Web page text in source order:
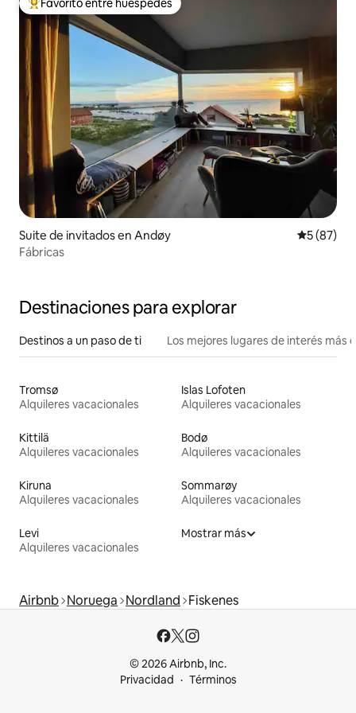
Favorito entre huéspedes preferido
Favorito entre huéspedes
Suite de invitados en Andøy
5 (87)
Fábricas
Destinaciones para explorar
Destinos a un paso de ti Los mejores lugares de interés más
Tromsø
Alquileres vacacionales
Islas Lofoten
Alquileres vacacionales
Kittilä
Alquileres vacacionales
Bodø
Alquileres vacacionales
Kiruna
Alquileres vacacionales
Sommarøy
Alquileres vacacionales
Levi
Alquileres vacacionales
Mostrar más
Airbnb Noruega Nordland Fiskenes
© 2026 Airbnb, Inc.
Privacidad
Términos